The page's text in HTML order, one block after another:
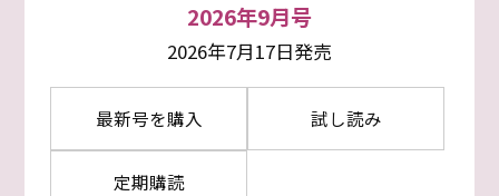
2026年9月号
2026年7月17日発売
最新号を購入 試し読み
定期購読